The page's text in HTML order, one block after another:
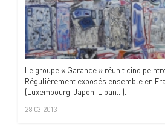
Le groupe « Garance » réunit cinq
Régulièrement exposés ensemble en
(Luxembourg, Japon, Liban...).
28.03.2013